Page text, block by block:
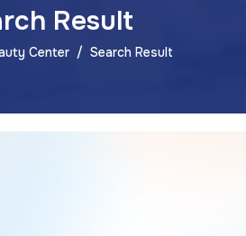
Result
Center Search Result